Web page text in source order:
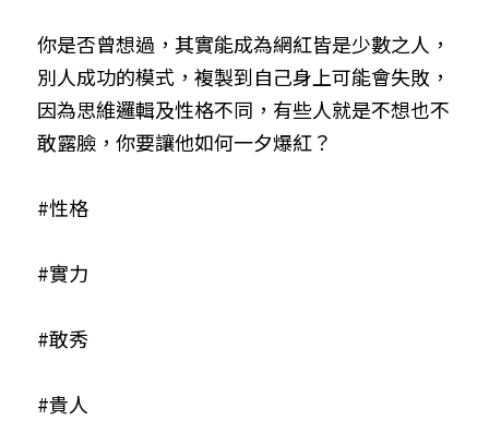
你是否曾想過，其實能成為網紅皆是少數之人，
別人成功的模式，複製到自己身上可能會失敗，
因為思維邏輯及性格不同，有些人就是不想也不
敢露臉，你要讓他如何一夕爆紅？
#性格
#實力
#敢秀
#貴人